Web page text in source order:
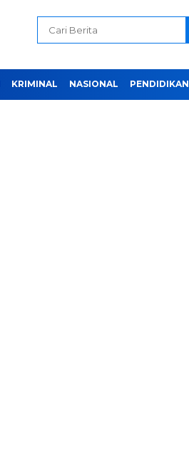
KRIMINAL NASIONAL PENDIDIKAN